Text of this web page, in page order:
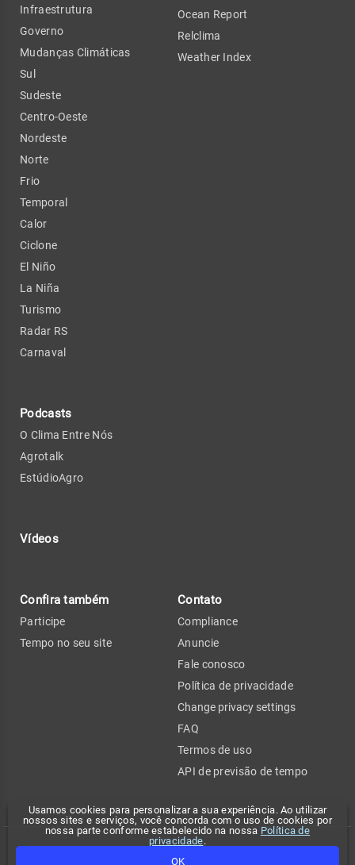
Usamos cookies para personalizar a sua experiência. Ao utilizar
nossos sites e serviços, você concorda com o uso de cookies por
nossa parte conforme estabelecido na nossa Política de
privacidade.
OK
Infraestrutura
Governo
Mudanças Climáticas
Sul
Sudeste
Centro-Oeste
Nordeste
Norte
Frio
Temporal
Calor
Ciclone
El Niño
La Niña
Turismo
Radar RS
Carnaval
Podcasts
O Clima Entre Nós
Agrotalk
EstúdioAgro
Vídeos
Ocean Report
Relclima
Weather Index
Confira também
Participe
Tempo no seu site
Contato
Compliance
Anuncie
Fale conosco
Política de privacidade
Change privacy settings
FAQ
Termos de uso
API de previsão de tempo
Copyright 2026 - Climatempo. Todos os direitos reservados.